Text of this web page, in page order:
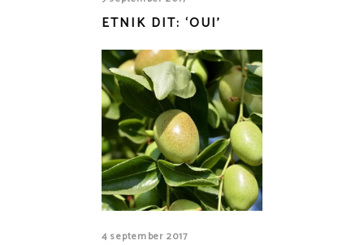
ETNIK DIT: ‘OUI’
4 september 2017